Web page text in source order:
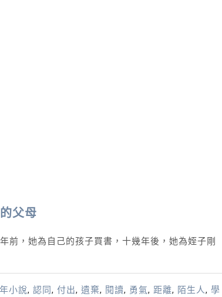
父母
前，她為自己的孩子買書，十幾年後，她為姪子剛
小說, 認同, 付出, 遺棄, 閱讀, 勇氣, 距離, 陌生人, 學